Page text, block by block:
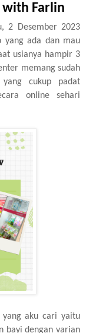
with Farlin
2 Desember 2023
yang ada dan mau
usianya hampir 3
memang sudah
cukup padat
online sehari
yang aku cari yaitu
bayi dengan varian